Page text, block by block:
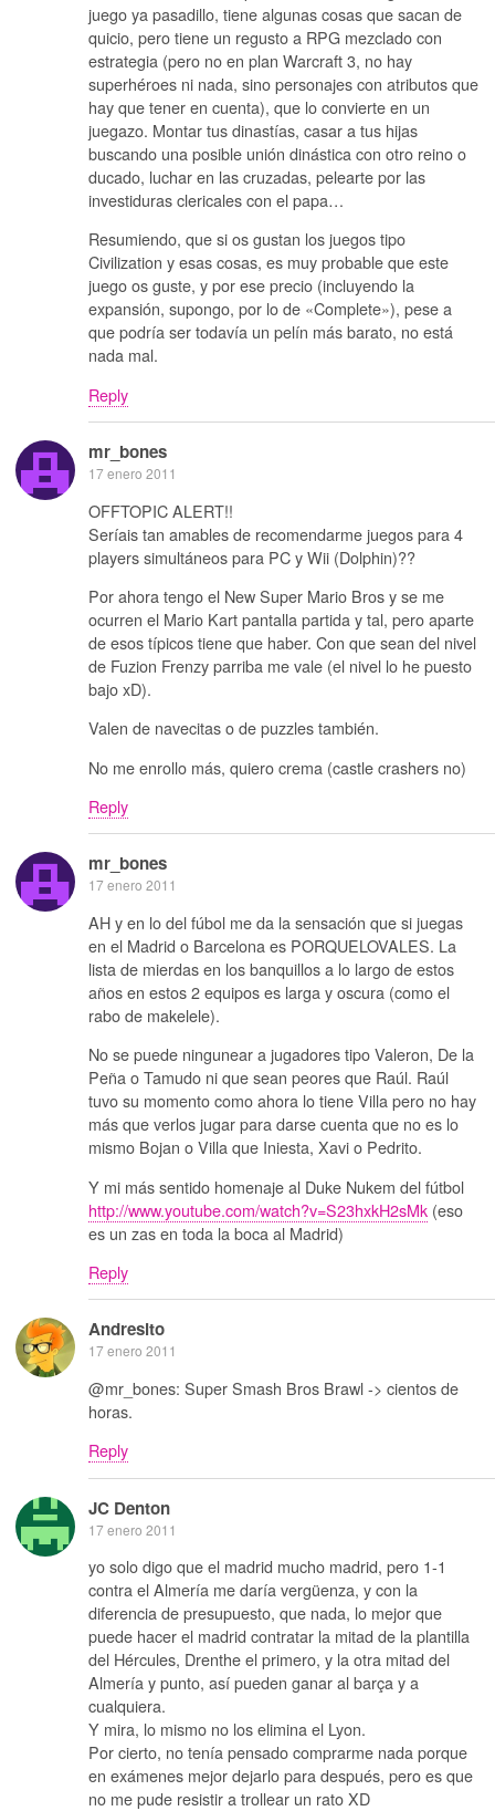
juego ya pasadillo, tiene algunas cosas que sacan de
quicio, pero tiene un regusto a RPG mezclado con
estrategia (pero no en plan Warcraft 3, no hay
superhéroes ni nada, sino personajes con atributos que
hay que tener en cuenta), que lo convierte en un
juegazo. Montar tus dinastías, casar a tus hijas
buscando una posible unión dinástica con otro reino o
ducado, luchar en las cruzadas, pelearte por las
investiduras clericales con el papa…
Resumiendo, que si os gustan los juegos tipo
Civilization y esas cosas, es muy probable que este
juego os guste, y por ese precio (incluyendo la
expansión, supongo, por lo de «Complete»), pese a
que podría ser todavía un pelín más barato, no está
nada mal.
Reply
mr_bones
17 enero 2011
OFFTOPIC ALERT!!
Seríais tan amables de recomendarme juegos para 4
players simultáneos para PC y Wii (Dolphin)??
Por ahora tengo el New Super Mario Bros y se me
ocurren el Mario Kart pantalla partida y tal, pero aparte
de esos típicos tiene que haber. Con que sean del nivel
de Fuzion Frenzy parriba me vale (el nivel lo he puesto
bajo xD).
Valen de navecitas o de puzzles también.
No me enrollo más, quiero crema (castle crashers no)
Reply
mr_bones
17 enero 2011
AH y en lo del fúbol me da la sensación que si juegas
en el Madrid o Barcelona es PORQUELOVALES. La
lista de mierdas en los banquillos a lo largo de estos
años en estos 2 equipos es larga y oscura (como el
rabo de makelele).
No se puede ningunear a jugadores tipo Valeron, De la
Peña o Tamudo ni que sean peores que Raúl. Raúl
tuvo su momento como ahora lo tiene Villa pero no hay
más que verlos jugar para darse cuenta que no es lo
mismo Bojan o Villa que Iniesta, Xavi o Pedrito.
Y mi más sentido homenaje al Duke Nukem del fútbol
http://www.youtube.com/watch?v=S23hxkH2sMk (eso
es un zas en toda la boca al Madrid)
Reply
Andresito
17 enero 2011
@mr_bones: Super Smash Bros Brawl -> cientos de
horas.
Reply
JC Denton
17 enero 2011
yo solo digo que el madrid mucho madrid, pero 1-1
contra el Almería me daría vergüenza, y con la
diferencia de presupuesto, que nada, lo mejor que
puede hacer el madrid contratar la mitad de la plantilla
del Hércules, Drenthe el primero, y la otra mitad del
Almería y punto, así pueden ganar al barça y a
cualquiera.
Y mira, lo mismo no los elimina el Lyon.
Por cierto, no tenía pensado comprarme nada porque
en exámenes mejor dejarlo para después, pero es que
no me pude resistir a trollear un rato XD